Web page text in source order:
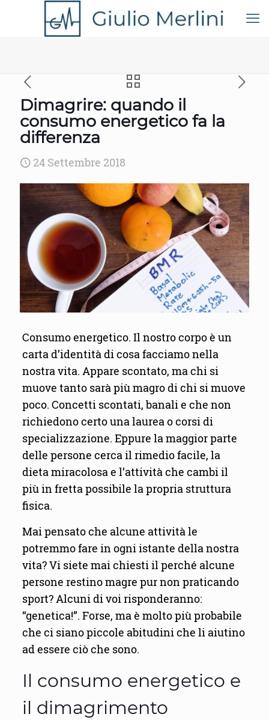
Dimagrire: quando il
consumo energetico fa la
differenza
24 Settembre 2018
Consumo energetico. Il nostro corpo è un
carta d’identità di cosa facciamo nella
nostra vita. Appare scontato, ma chi si
muove tanto sarà più magro di chi si muove
poco. Concetti scontati, banali e che non
richiedono certo una laurea o corsi di
specializzazione. Eppure la maggior parte
delle persone cerca il rimedio facile, la
dieta miracolosa e l’attività che cambi il
più in fretta possibile la propria struttura
fisica.
Mai pensato che alcune attività le
potremmo fare in ogni istante della nostra
vita? Vi siete mai chiesti il perché alcune
persone restino magre pur non praticando
sport? Alcuni di voi risponderanno:
“genetica!”. Forse, ma è molto più probabile
che ci siano piccole abitudini che li aiutino
ad essere ciò che sono.
Il consumo energetico e
il dimagrimento